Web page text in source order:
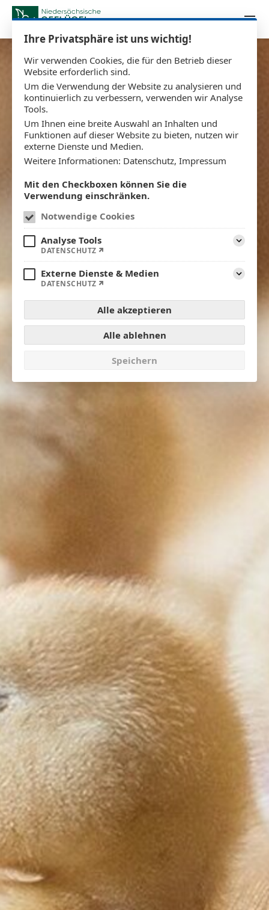
Ihre Privatsphäre ist uns wichtig!
Wir verwenden Cookies, die für den Betrieb dieser
Website erforderlich sind.
Um die Verwendung der Website zu analysieren und
kontinuierlich zu verbessern, verwenden wir Analyse
Tools.
Um Ihnen eine breite Auswahl an Inhalten und
Funktionen auf dieser Website zu bieten, nutzen wir
externe Dienste und Medien.
Weitere Informationen: Datenschutz, Impressum
Mit den Checkboxen können Sie die
Verwendung einschränken.
Notwendige Cookies
Analyse Tools
DATENSCHUTZ
Externe Dienste & Medien
DATENSCHUTZ
Alle akzeptieren
Alle ablehnen
Speichern